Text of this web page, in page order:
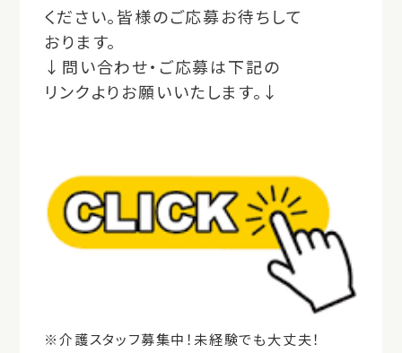
ください。皆様のご応募お待ちして
おります。
↓問い合わせ・ご応募は下記の
リンクよりお願いいたします。↓
※介護スタッフ募集中！未経験でも大丈夫！